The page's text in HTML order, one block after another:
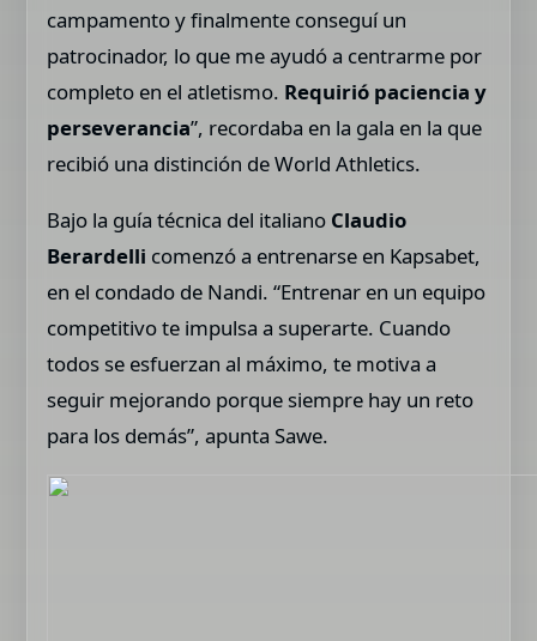
campamento y finalmente conseguí un
patrocinador, lo que me ayudó a centrarme por
completo en el atletismo. Requirió paciencia y
perseverancia”, recordaba en la gala en la que
recibió una distinción de World Athletics.
Bajo la guía técnica del italiano Claudio
Berardelli comenzó a entrenarse en Kapsabet,
en el condado de Nandi. “Entrenar en un equipo
competitivo te impulsa a superarte. Cuando
todos se esfuerzan al máximo, te motiva a
seguir mejorando porque siempre hay un reto
para los demás”, apunta Sawe.